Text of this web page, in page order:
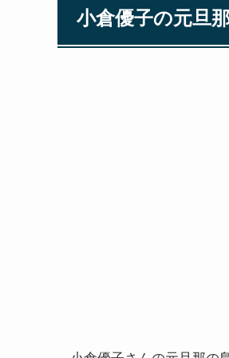
小倉優子の元旦